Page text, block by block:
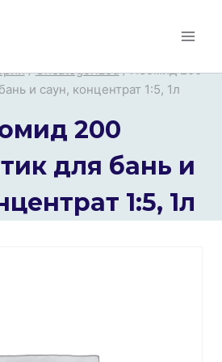
/ Uncategorized / Неомид 200
и саун, концентрат 1:5, 1л
200
для бань и
1:5, 1л